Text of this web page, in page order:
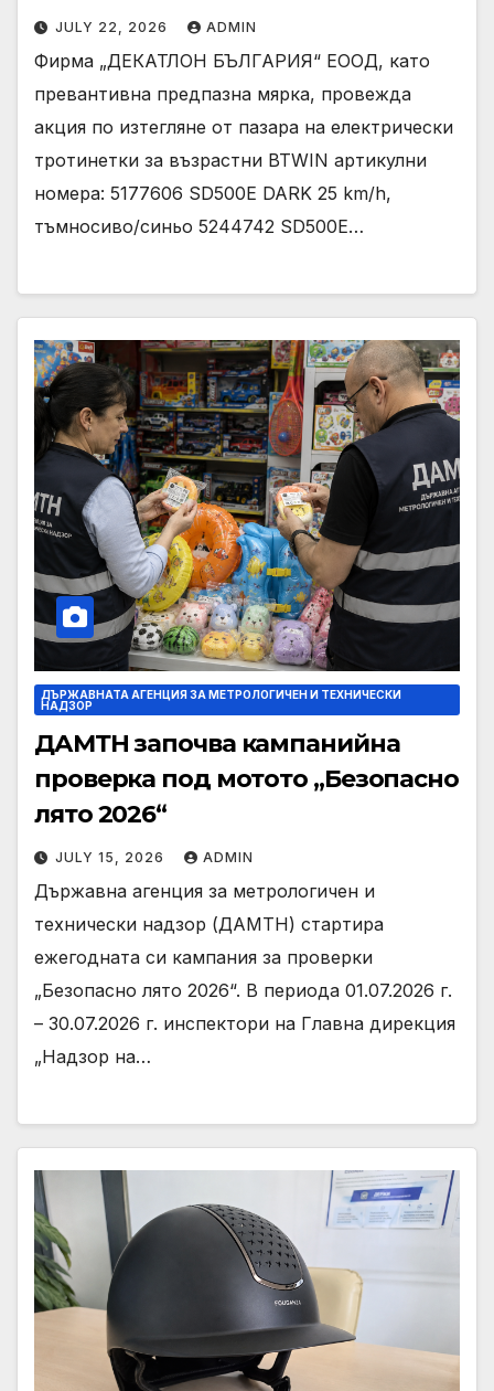
JULY 22, 2026 ADMIN
Фирма „ДЕКАТЛОН БЪЛГАРИЯ“ ЕООД, като
превантивна предпазна мярка, провежда
акция по изтегляне от пазара на електрически
тротинетки за възрастни BTWIN артикулни
номера: 5177606 SD500E DARK 25 km/h,
тъмносиво/синьо 5244742 SD500E…
ДЪРЖАВНАТА АГЕНЦИЯ ЗА МЕТРОЛОГИЧЕН И ТЕХНИЧЕСКИ
НАДЗОР
ДАМТН започва кампанийна
проверка под мотото „Безопасно
лято 2026“
JULY 15, 2026 ADMIN
Държавна агенция за метрологичен и
технически надзор (ДАМТН) стартира
ежегодната си кампания за проверки
„Безопасно лято 2026“. В периода 01.07.2026 г.
– 30.07.2026 г. инспектори на Главна дирекция
„Надзор на…